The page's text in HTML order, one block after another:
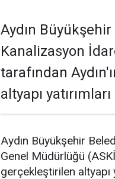
Aydın
Kanalizasyon
tarafından
altyapı
Aydın Büyükşehir
Genel Müdürlüğü
gerçekleştirilen altyapı